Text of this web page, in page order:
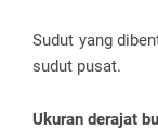
Sudut yang
sudut pusat.
Ukuran derajat